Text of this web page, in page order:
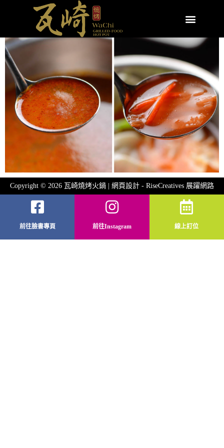
Copyright © 2026 瓦崎燒烤火鍋 | 網頁設計 - RiseCreatives 展躍網路
前往臉書專頁 前往Instagram 線上訂位